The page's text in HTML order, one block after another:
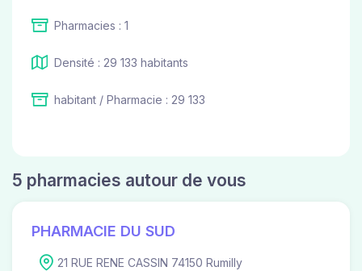
Pharmacies : 1
Densité : 29 133 habitants
habitant / Pharmacie : 29 133
5 pharmacies autour de vous
PHARMACIE DU SUD
21 RUE RENE CASSIN 74150 Rumilly